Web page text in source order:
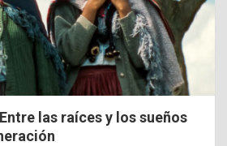
las raíces y los sueños